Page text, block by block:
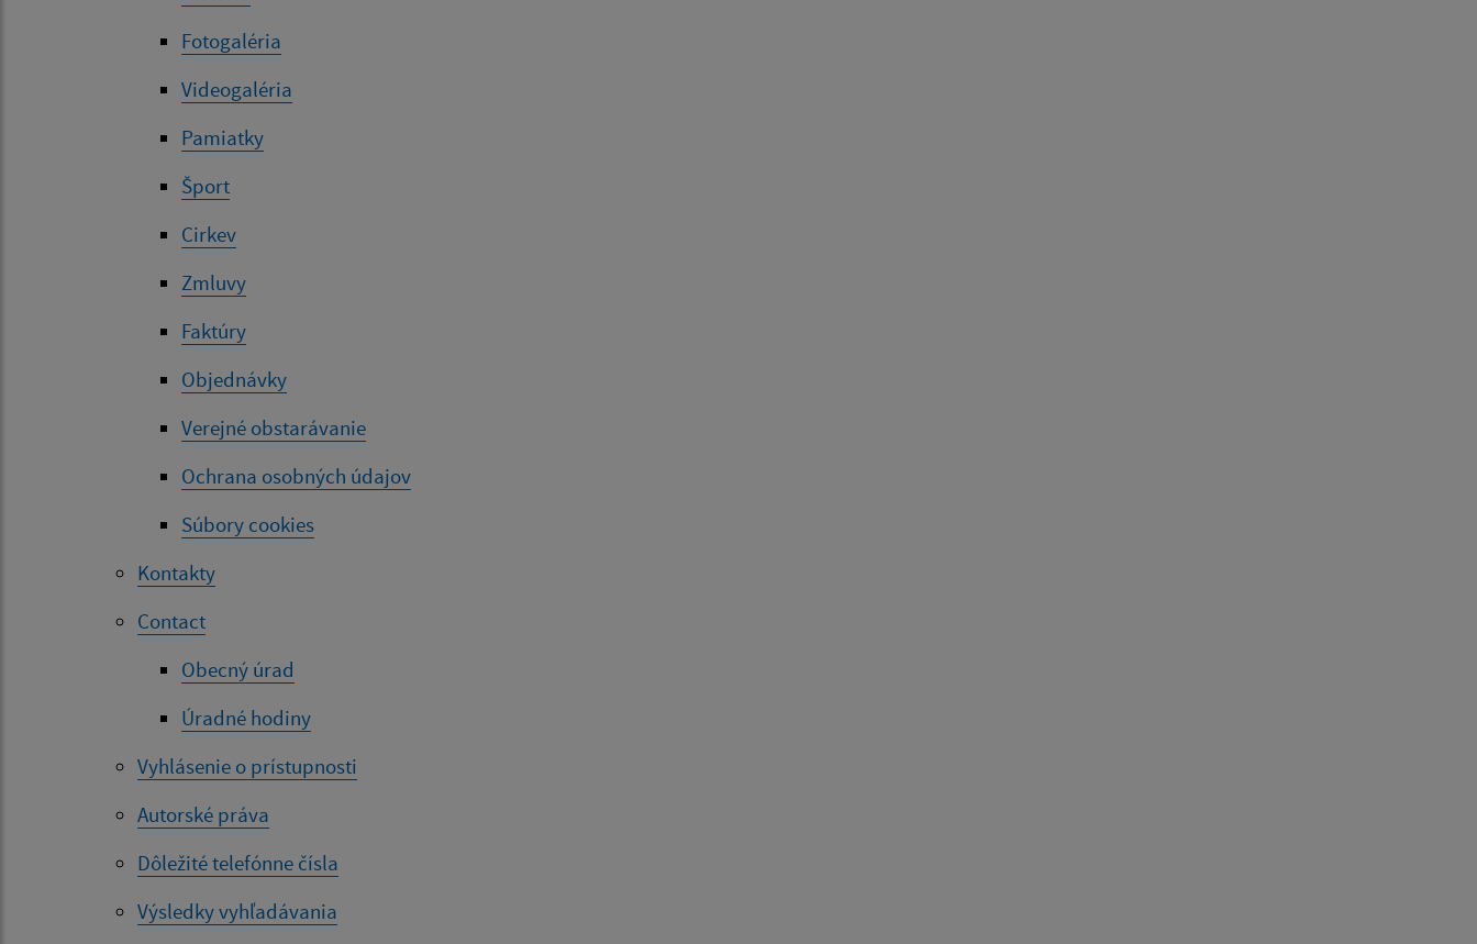
Fotogaléria
Videogaléria
Pamiatky
Šport
Cirkev
Zmluvy
Faktúry
Objednávky
Verejné obstarávanie
Ochrana osobných údajov
Súbory cookies
Kontakty
Contact
Obecný úrad
Úradné hodiny
Vyhlásenie o prístupnosti
Autorské práva
Dôležité telefónne čísla
Výsledky vyhľadávania